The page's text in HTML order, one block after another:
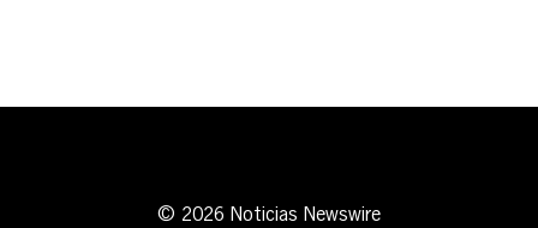
© 2026 Noticias Newswire